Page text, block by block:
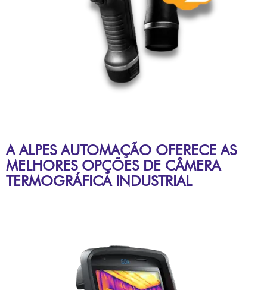
A ALPES AUTOMAÇÃO OFERECE AS
MELHORES OPÇÕES DE CÂMERA
TERMOGRÁFICA INDUSTRIAL